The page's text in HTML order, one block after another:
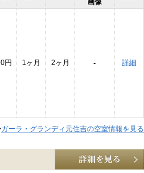
画像
円 1ヶ月 2ヶ月 - 詳細
ガーラ・グランディ元住吉の空室情報を見る